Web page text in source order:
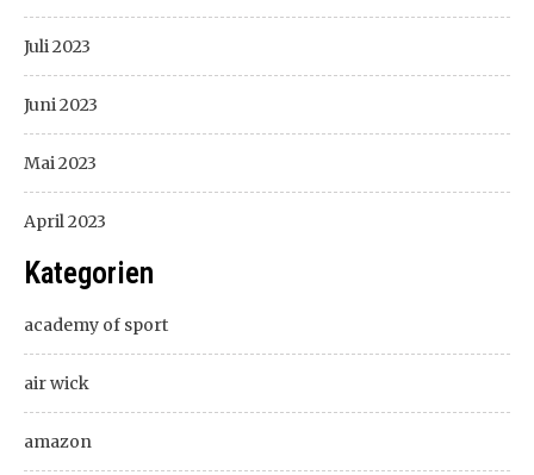
Juli 2023
Juni 2023
Mai 2023
April 2023
Kategorien
academy of sport
air wick
amazon